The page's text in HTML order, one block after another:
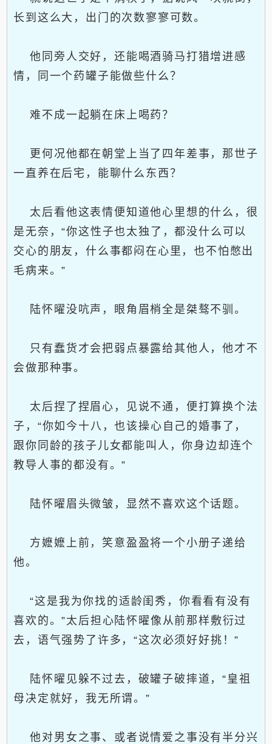
长到这么大，出门的次数寥寥可数。
他同旁人交好，还能喝酒骑马打猎增进感
情，同一个药罐子能做些什么？
难不成一起躺在床上喝药？
更何况他都在朝堂上当了四年差事，那世子
一直养在后宅，能聊什么东西？
太后看他这表情便知道他心里想的什么，很
是无奈，“你这性子也太独了，都没什么可以
交心的朋友，什么事都闷在心里，也不怕憋出
毛病来。”
陆怀曜没吭声，眼角眉梢全是桀骜不驯。
只有蠢货才会把弱点暴露给其他人，他才不
会做那种事。
太后捏了捏眉心，见说不通，便打算换个法
子，“你如今十八，也该操心自己的婚事了，
跟你同龄的孩子儿女都能叫人，你身边却连个
教导人事的都没有。”
陆怀曜眉头微皱，显然不喜欢这个话题。
方嬷嬷上前，笑意盈盈将一个小册子递给
他。
“这是我为你找的适龄闺秀，你看看有没有
喜欢的。”太后担心陆怀曜像从前那样敷衍过
去，语气强势了许多，“这次必须好好挑！”
陆怀曜见躲不过去，破罐子破摔道，“皇祖
母决定就好，我无所谓。”
他对男女之事、或者说情爱之事没有半分兴